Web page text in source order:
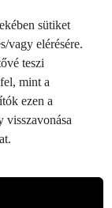
sütiket
vagy elérésére.
teszi
mint a
ezen a
visszavonása